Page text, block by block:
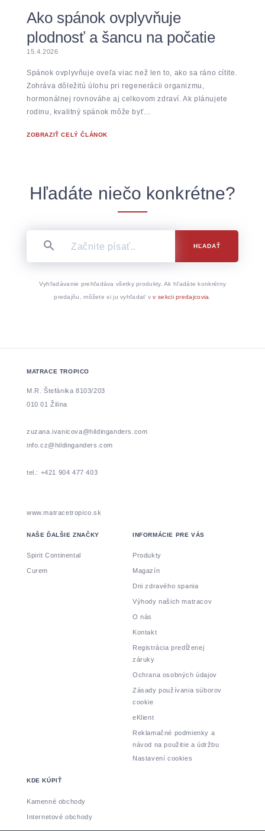
Ako spánok ovplyvňuje
plodnosť a šancu na počatie
15.4.2026
Spánok ovplyvňuje oveľa viac než len to, ako sa ráno cítite.
Zohráva dôležitú úlohu pri regenerácii organizmu,
hormonálnej rovnováhe aj celkovom zdraví. Ak plánujete
rodinu, kvalitný spánok môže byť…
ZOBRAZIŤ CELÝ ČLÁNOK
Hľadáte niečo konkrétne?
HĽADAŤ
Vyhľadávanie prehľadáva všetky produkty. Ak hľadáte konkrétny
predajňu, môžete si ju vyhľadať vv sekcii predajcovia
MATRACE TROPICO
M.R. Štefánika 8103/203
010 01 Žilina
zuzana.ivanicova@hildinganders.com
info.cz@hildinganders.com
tel.: +421 904 477 403
www.matracetropico.sk
NAŠE ĎALŠIE ZNAČKY
Spirit Continental
Curem
INFORMÁCIE PRE VÁS
Produkty
Magazín
Dni zdravého spania
Výhody našich matracov
O nás
Kontakt
Registrácia predĺženej
záruky
Ochrana osobných údajov
Zásady používania súborov
cookie
eKlient
Reklamačné podmienky a
návod na použitie a údržbu
Nastavení cookies
KDE KÚPIŤ
Kamenné obchody
Internetové obchody